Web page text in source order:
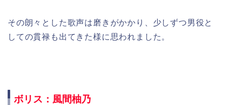
その朗々とした歌声は磨きがかかり、少しずつ男役と
しての貫禄も出てきた様に思われました。
ボリス：風間柚乃